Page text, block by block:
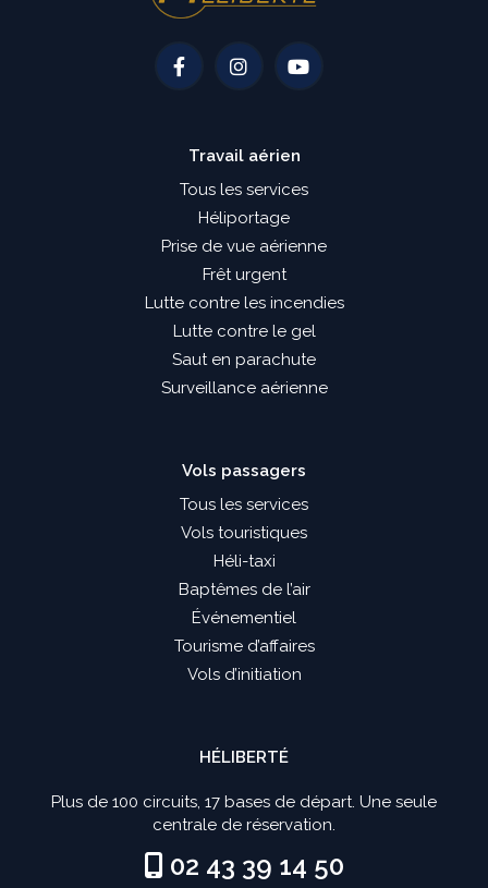
Travail aérien
Tous les services
Héliportage
Prise de vue aérienne
Frêt urgent
Lutte contre les incendies
Lutte contre le gel
Saut en parachute
Surveillance aérienne
Vols passagers
Tous les services
Vols touristiques
Héli-taxi
Baptêmes de l’air
Événementiel
Tourisme d’affaires
Vols d’initiation
HÉLIBERTÉ
Plus de 100 circuits, 17 bases de départ. Une seule
centrale de réservation.
 02 43 39 14 50